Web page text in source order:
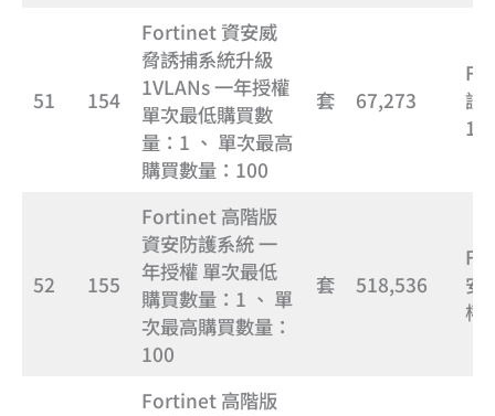
51 154
Fortinet 資安威
脅誘捕系統升級
1VLANs 一年授權
單次最低購買數
量：1 、 單次最高
購買數量：100
套 67,273
誘
52 155
Fortinet 高階版
資安防護系統 一
年授權 單次最低
購買數量：1 、 單
次最高購買數量：
100
套 518,536
安
權
Fortinet 高階版